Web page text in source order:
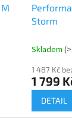
Storm
Skladem
1 487 Kč
1 799
DETAIL